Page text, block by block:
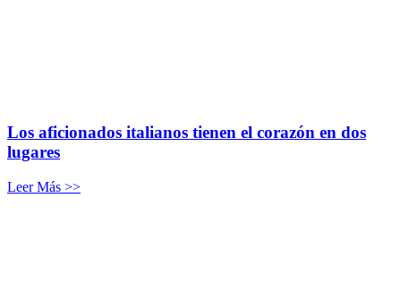
Los aficionados italianos tienen el corazón en dos
lugares
Leer Más >>